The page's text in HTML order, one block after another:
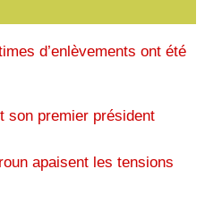
d’enlèvements ont été
son premier président
apaisent les tensions